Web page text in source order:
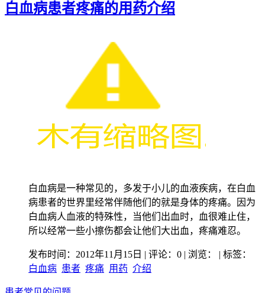
白血病患者疼痛的用药介绍
白血病是一种常见的，多发于小儿的血液疾病，在白血
病患者的世界里经常伴随他们的就是身体的疼痛。因为
白血病人血液的特殊性，当他们出血时，血很难止住，
所以经常一些小擦伤都会让他们大出血，疼痛难忍。
发布时间：2012年11月15日 | 评论：0 | 浏览：
| 标签：
白血病 患者 疼痛 用药 介绍